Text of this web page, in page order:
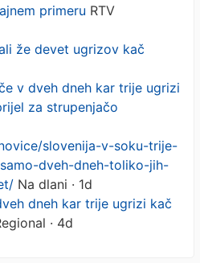
primeru RTV
že devet ugrizov kač
v dveh dneh kar trije ugrizi
za strupenjačo
slovenija-v-soku-trije-
dveh-dneh-toliko-jih-
Na dlani · 1d
dneh kar trije ugrizi kač
· 4d